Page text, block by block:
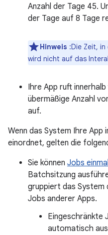
Anzahl der Tage 45.
der Tage auf 8 Tage
Hinweis :Die Zeit,
wird nicht auf das
Ihre App ruft
übermäßige Anzahl
auf.
Wenn das System Ihre App
einordnet, gelten die
Sie können Jobs
Batchsitzung
gruppiert das System
Jobs anderer Apps.
Eingeschränkte
automatisch